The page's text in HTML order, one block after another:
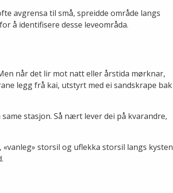
avgrensa til små, spreidde område langs
å identifisere desse leveområda.
når det lir mot natt eller årstida mørknar,
legg frå kai, utstyrt med ei sandskrape bak
stasjon. Så nært lever dei på kvarandre,
storsil og uflekka storsil langs kysten